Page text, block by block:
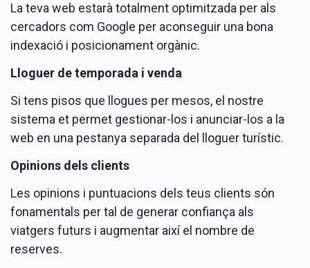
La teva web estarà totalment optimitzada per als
cercadors com Google per aconseguir una bona
indexació i posicionament orgànic.
Lloguer de temporada i venda
Si tens pisos que llogues per mesos, el nostre
sistema et permet gestionar-los i anunciar-los a la
web en una pestanya separada del lloguer turístic.
Opinions dels clients
Les opinions i puntuacions dels teus clients són
fonamentals per tal de generar confiança als
viatgers futurs i augmentar així el nombre de
reserves.